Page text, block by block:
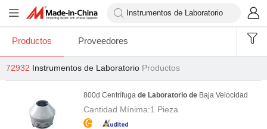
Productos Proveedores
72932 Instrumentos de Laboratorio Productos
800d Centrífuga de Laboratorio de Baja Velocidad
Cantidad Mínima:1 Pieza